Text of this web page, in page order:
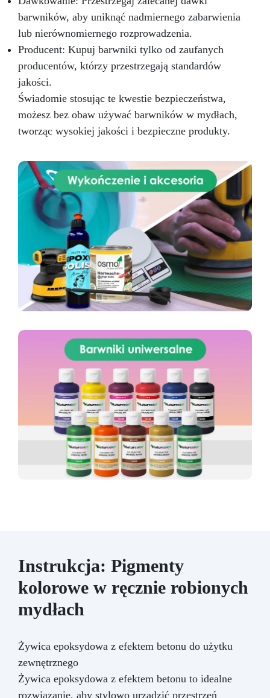
barwników, aby uniknąć nadmiernego zabarwienia
lub nierównomiernego rozprowadzenia.
Producent: Kupuj barwniki tylko od zaufanych
producentów, którzy przestrzegają standardów
jakości.
Świadomie stosując te kwestie bezpieczeństwa,
możesz bez obaw używać barwników w mydłach,
tworząc wysokiej jakości i bezpieczne produkty.
Instrukcja: Pigmenty
kolorowe w ręcznie robionych
mydłach
Żywica epoksydowa z efektem betonu do użytku
zewnętrznego
Żywica epoksydowa z efektem betonu to idealne
rozwiązanie, aby stylowo urządzić przestrzeń